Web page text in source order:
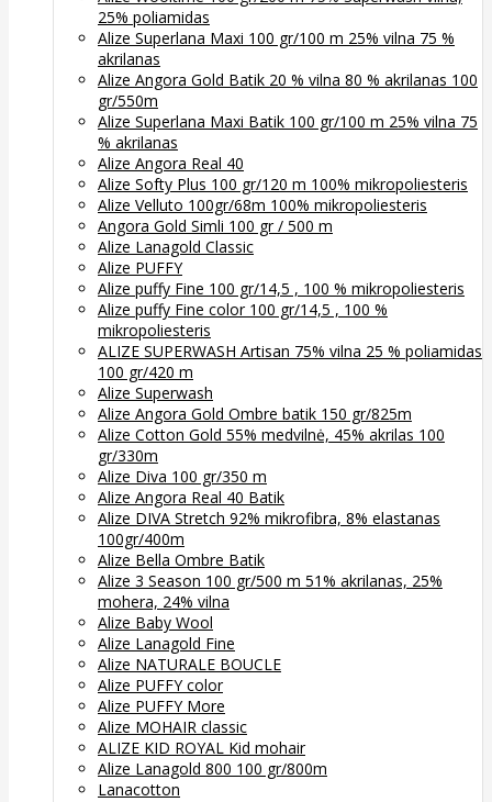
25% poliamidas
Alize Superlana Maxi 100 gr/100 m 25% vilna 75 %
akrilanas
Alize Angora Gold Batik 20 % vilna 80 % akrilanas 100
gr/550m
Alize Superlana Maxi Batik 100 gr/100 m 25% vilna 75
% akrilanas
Alize Angora Real 40
Alize Softy Plus 100 gr/120 m 100% mikropoliesteris
Alize Velluto 100gr/68m 100% mikropoliesteris
Angora Gold Simli 100 gr / 500 m
Alize Lanagold Classic
Alize PUFFY
Alize puffy Fine 100 gr/14,5 , 100 % mikropoliesteris
Alize puffy Fine color 100 gr/14,5 , 100 %
mikropoliesteris
ALIZE SUPERWASH Artisan 75% vilna 25 % poliamidas
100 gr/420 m
Alize Superwash
Alize Angora Gold Ombre batik 150 gr/825m
Alize Cotton Gold 55% medvilnė, 45% akrilas 100
gr/330m
Alize Diva 100 gr/350 m
Alize Angora Real 40 Batik
Alize DIVA Stretch 92% mikrofibra, 8% elastanas
100gr/400m
Alize Bella Ombre Batik
Alize 3 Season 100 gr/500 m 51% akrilanas, 25%
mohera, 24% vilna
Alize Baby Wool
Alize Lanagold Fine
Alize NATURALE BOUCLE
Alize PUFFY color
Alize PUFFY More
Alize MOHAIR classic
ALIZE KID ROYAL Kid mohair
Alize Lanagold 800 100 gr/800m
Lanacotton